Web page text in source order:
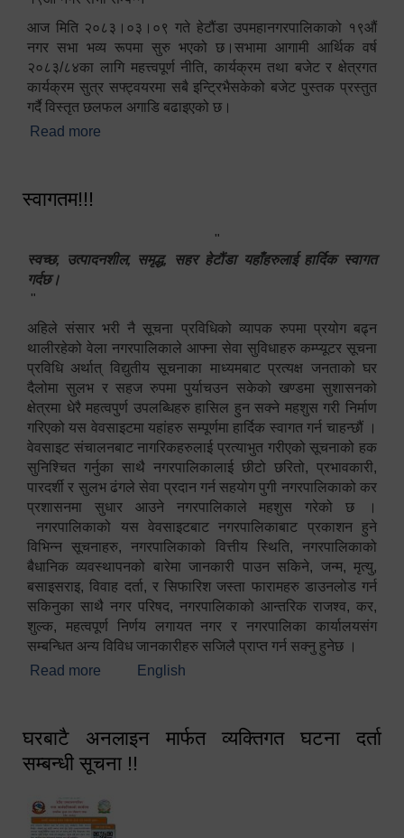
आज मिति २०८३।०३।०९ गते हेटौंडा उपमहानगरपालिकाको १९औं
नगर सभा भव्य रूपमा सुरु भएको छ।सभामा आगामी आर्थिक वर्ष
२०८३/८४का लागि महत्त्वपूर्ण नीति, कार्यक्रम तथा बजेट र क्षेत्रगत
कार्यक्रम सुत्र सफ्ट्वयरमा सबै इन्ट्रिभैसकेको बजेट पुस्तक प्रस्तुत
गर्दै विस्तृत छलफल अगाडि बढाइएको छ।
Read more
स्वागतम!!!
"
स्वच्छ, उत्पादनशील, समृद्ध, सहर हेटौंडा यहाँहरुलाई हार्दिक स्वागत
गर्दछ।
"
अहिले संसार भरी नै सूचना प्रविधिको व्यापक रुपमा प्रयोग बढ्न
थालीरहेको वेला नगरपालिकाले आफ्ना सेवा सुविधाहरु कम्प्यूटर सूचना
प्रविधि अर्थात् विद्युतीय सूचनाका माध्यमबाट प्रत्यक्ष जनताको घर
दैलोमा सुलभ र सहज रुपमा पुर्याचउन सकेको खण्डमा सुशासनको
क्षेत्रमा धेरै महत्वपुर्ण उपलब्धिहरु हासिल हुन सक्ने महशुस गरी निर्माण
गरिएको यस वेवसाइटमा यहांहरु सम्पूर्णमा हार्दिक स्वागत गर्न चाहन्छौं ।
वेवसाइट संचालनबाट नागरिकहरुलाई प्रत्याभुत गरीएको सूचनाको हक
सुनिश्चित गर्नुका साथै नगरपालिकालाई छीटो छरितो, प्रभावकारी,
पारदर्शी र सुलभ ढंगले सेवा प्रदान गर्न सहयोग पुगी नगरपालिकाको कर
प्रशासनमा सुधार आउने नगरपालिकाले महशुस गरेको छ ।
नगरपालिकाको यस वेवसाइटबाट नगरपालिकाबाट प्रकाशन हुने
विभिन्न सूचनाहरु, नगरपालिकाको वित्तीय स्थिति, नगरपालिकाको
बैधानिक व्यवस्थापनको बारेमा जानकारी पाउन सकिने, जन्म, मृत्यु,
बसाइसराइ, विवाह दर्ता, र सिफारिश जस्ता फारामहरु डाउनलोड गर्न
सकिनुका साथै नगर परिषद, नगरपालिकाको आन्तरिक राजश्व, कर,
शुल्क, महत्वपूर्ण निर्णय लगायत नगर र नगरपालिका कार्यालयसंग
सम्बन्धित अन्य विविध जानकारीहरु सजिलै प्राप्त गर्न सक्नु हुनेछ ।
Read more about स्वागतम!!!
English
घरबाटै अनलाइन मार्फत व्यक्तिगत घटना दर्ता
सम्बन्धी सूचना !!